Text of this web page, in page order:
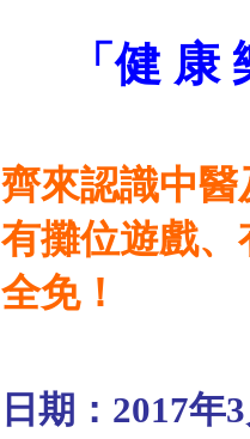
「健 康
齊來認識中
有攤位遊戲
全免！
日期：2017年